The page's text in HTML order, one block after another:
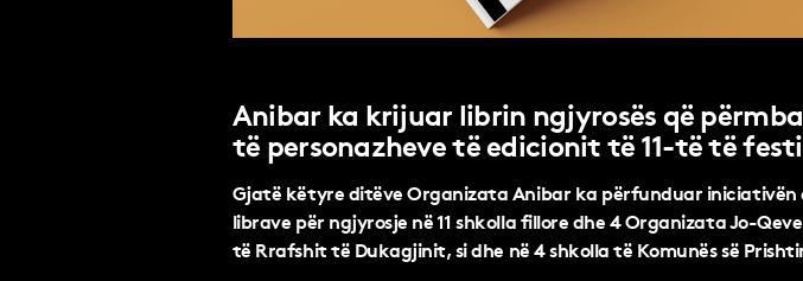
Anibar ka krijuar librin ngjyrosës që
të personazheve të edicionit të 11-të të
Gjatë këtyre ditëve Organizata Anibar ka përfunduar iniciativën
librave për ngjyrosje në 11 shkolla fillore dhe 4 Organizata Jo-
të Rrafshit të Dukagjinit, si dhe në 4 shkolla të Komunës së